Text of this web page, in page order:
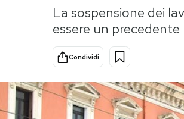
Storie/Idee
Ok Boomer!
Altrecose
Mondiali calcio 2026
La sospensione dei
essere un
Condividi